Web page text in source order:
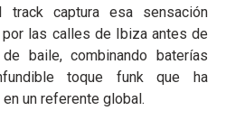
track captura esa sensación
las calles de Ibiza antes de
baile, combinando baterías
toque funk que ha
un referente global.